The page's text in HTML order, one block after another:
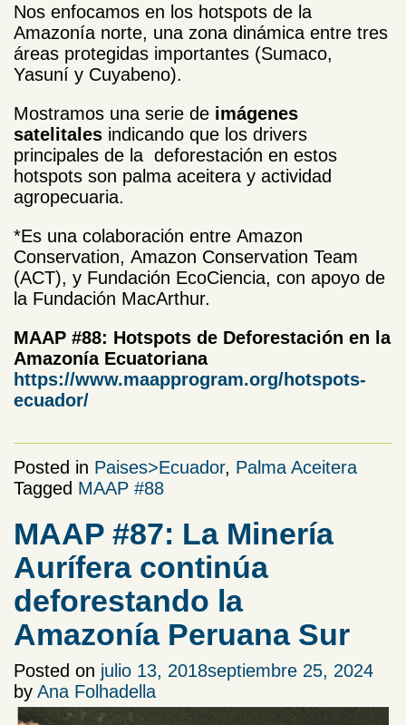
Nos enfocamos en los hotspots de la
Amazonía norte, una zona dinámica entre tres
áreas protegidas importantes (Sumaco,
Yasuní y Cuyabeno).
Mostramos una serie de imágenes
satelitales indicando que los drivers
principales de la deforestación en estos
hotspots son palma aceitera y actividad
agropecuaria.
*Es una colaboración entre Amazon
Conservation, Amazon Conservation Team
(ACT), y Fundación EcoCiencia, con apoyo de
la Fundación MacArthur.
MAAP #88: Hotspots de Deforestación en la
Amazonía Ecuatoriana
https://www.maapprogram.org/hotspots-
ecuador/
Posted in Paises>Ecuador, Palma Aceitera
Tagged MAAP #88
MAAP #87: La Minería
Aurífera continúa
deforestando la
Amazonía Peruana Sur
Posted on julio 13, 2018septiembre 25, 2024
by Ana Folhadella